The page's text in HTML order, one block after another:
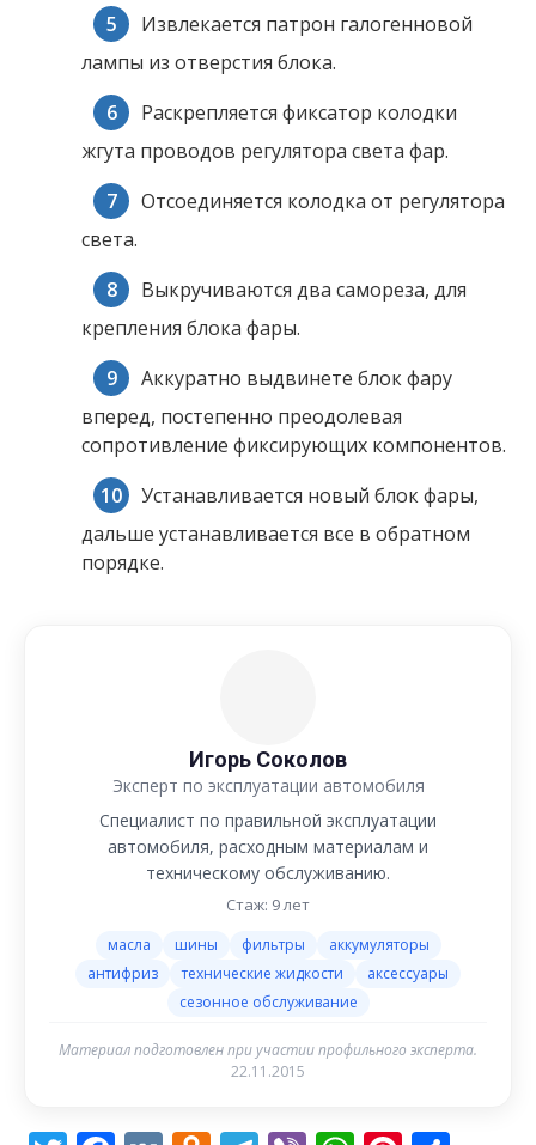
Извлекается патрон галогенновой
лампы из отверстия блока.
Раскрепляется фиксатор колодки
жгута проводов регулятора света фар.
Отсоединяется колодка от регулятора
света.
Выкручиваются два самореза, для
крепления блока фары.
Аккуратно выдвинете блок фару
вперед, постепенно преодолевая
сопротивление фиксирующих компонентов.
Устанавливается новый блок фары,
дальше устанавливается все в обратном
порядке.
Игорь Соколов
Эксперт по эксплуатации автомобиля
Специалист по правильной эксплуатации
автомобиля, расходным материалам и
техническому обслуживанию.
Стаж: 9 лет
масла шины фильтры
аккумуляторы
антифриз
технические жидкости
аксессуары
сезонное обслуживание
Материал подготовлен при участии профильного эксперта.
22.11.2015